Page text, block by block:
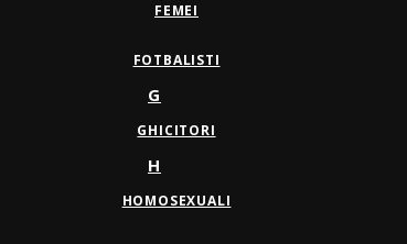
FEMEI
FOTBALISTI
G
GHICITORI
H
HOMOSEXUALI